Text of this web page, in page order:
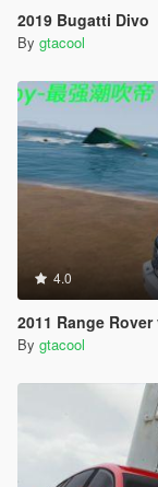
2019 Bugatti Divo
By gtacool
4.0
2011 Range
By gtacool